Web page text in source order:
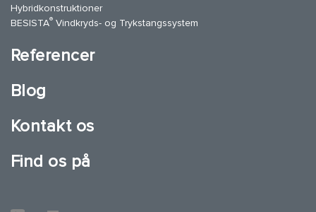
Hybridkonstruktioner
BESISTA® Vindkryds- og Trykstangssystem
Referencer
Blog
Kontakt os
Find os på